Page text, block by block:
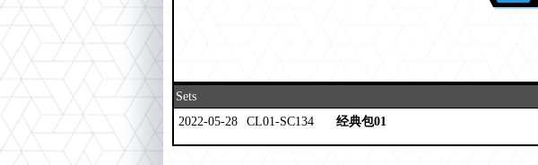
Sets
2022-05-28
CL01-SC134 经典包01